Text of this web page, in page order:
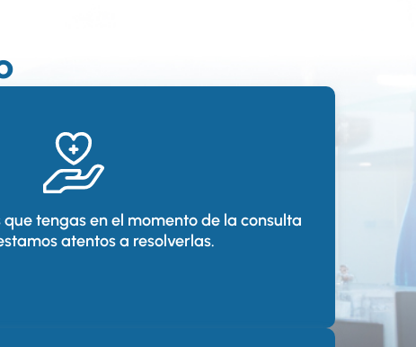
tengas en el momento de la consulta
atentos a resolverlas.